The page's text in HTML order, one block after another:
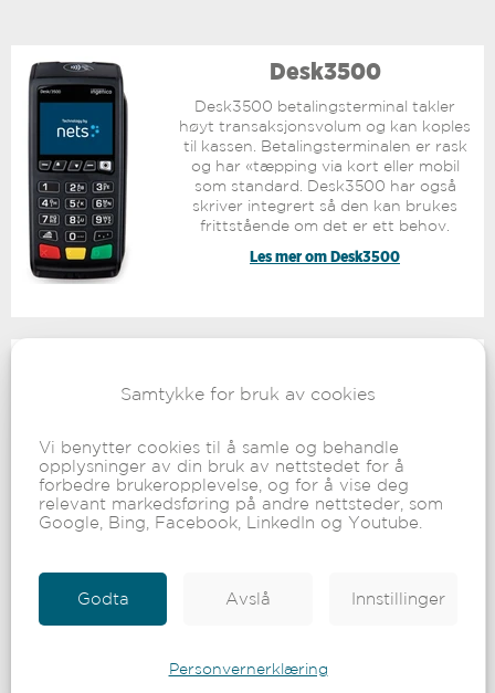
Samtykke for bruk av cookies
Vi benytter cookies til å samle og behandle
opplysninger av din bruk av nettstedet for å
forbedre brukeropplevelse, og for å vise deg
relevant markedsføring på andre nettsteder, som
Google, Bing, Facebook, LinkedIn og Youtube.
Godta Avslå Innstillinger
Personvernerklæring
Desk3500
Desk3500 betalingsterminal takler
høyt transaksjonsvolum og kan koples
til kassen. Betalingsterminalen er rask
og har «tæpping via kort eller mobil
som standard. Desk3500 har også
skriver integrert så den kan brukes
frittstående om det er ett behov.
Les mer om Desk3500
Lane3600 er en rask og sikker
for kasseintegrasjon. Touch-skjermen
er laget for å unngå riper og vil holde
seg lenge. Med sitt kompakte design,
passer Lane3600 perfekt inn i alle
butikkmiljøer og serverings- og
Lane3000